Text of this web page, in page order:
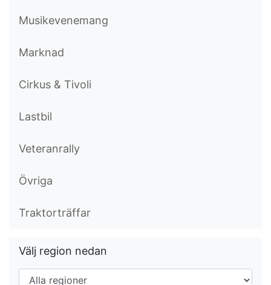
Musikevenemang
Marknad
Cirkus & Tivoli
Lastbil
Veteranrally
Övriga
Traktorträffar
Välj region nedan